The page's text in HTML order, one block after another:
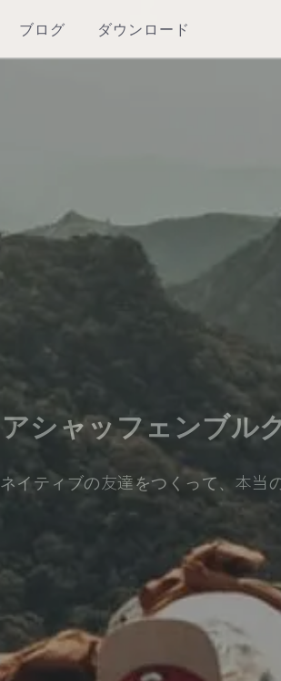
ブログ ダウンロード
アシャッフェンブル
ネイティブの友達をつくって、本当